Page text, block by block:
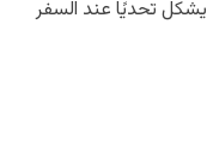
تحديًا عند السفر